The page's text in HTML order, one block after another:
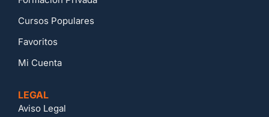
Cursos Populares
Favoritos
Mi Cuenta
LEGAL
Aviso Legal